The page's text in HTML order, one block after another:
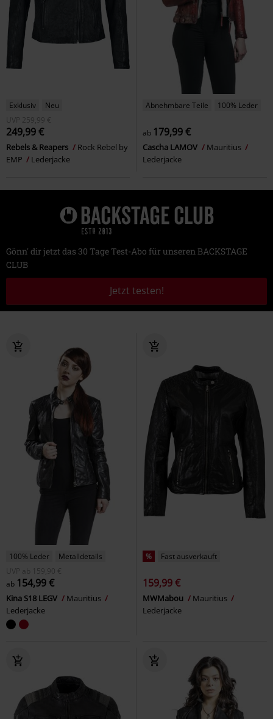
Exklusiv
Neu
UVP
259,99 €
249,99 €
Rebels & Reapers
Rock Rebel by
EMP
Lederjacke
Abnehmbare Teile 100% Leder
ab 179,99 €
Cascha LAMOV
Mauritius
Lederjacke
Gönn' dir jetzt das 30 Tage Test-Abo für unseren BACKSTAGE
CLUB
Jetzt testen!
100% Leder
Metalldetails
UVP
ab
159,90 €
ab 154,99 €
Kina S18 LEGV
Mauritius
Lederjacke
% Fast ausverkauft
159,99 €
MWMabou
Mauritius
Lederjacke